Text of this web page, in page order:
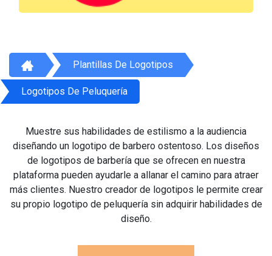
Plantillas De Logotipos
Logotipos De Peluquería
Muestre sus habilidades de estilismo a la audiencia
diseñando un logotipo de barbero ostentoso. Los diseños
de logotipos de barbería que se ofrecen en nuestra
plataforma pueden ayudarle a allanar el camino para atraer
más clientes. Nuestro creador de logotipos le permite crear
su propio logotipo de peluquería sin adquirir habilidades de
diseño.